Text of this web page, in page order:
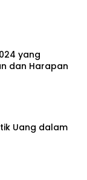
yang
dan Harapan
Uang dalam